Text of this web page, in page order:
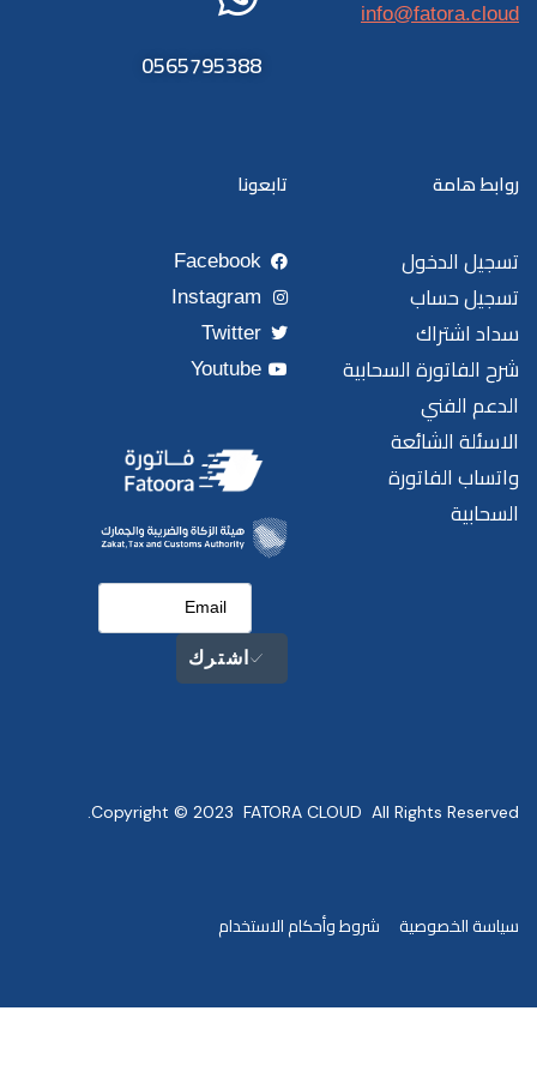
info@fatora.cloud
0565795388
روابط هامة
تسجيل الدخول
تسجيل حساب
سداد اشتراك
شرح الفاتورة السحابية
الدعم الفني
الاسئلة الشائعة
واتساب الفاتورة
السحابية
تابعونا
Facebook
Instagram
Twitter
Youtube
اشترك
Copyright © 2023 FATORA CLOUD All Rights Reserved.
سياسة الخصوصية شروط وأحكام الاستخدام